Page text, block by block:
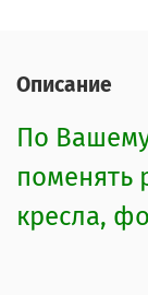
Описание
По
поменять
кресла,